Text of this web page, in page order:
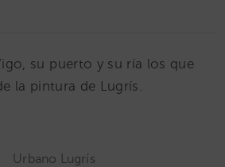
su puerto y su ría los que
la pintura de Lugrís.
Urbano Lugrís